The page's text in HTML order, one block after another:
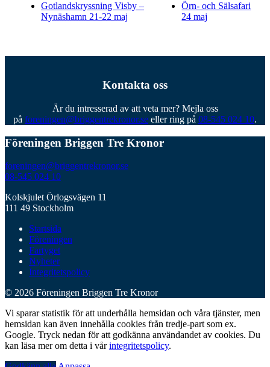
Gotlandskryssning Visby –
Nynäshamn 21-22 maj
Örn- och Sälsafari
24 maj
Kontakta oss
Är du intresserad av att veta mer? Mejla oss
på foreningen@briggentrekronor.se eller ring på 08-545 024 10.
Föreningen Briggen Tre Kronor
foreningen@briggentrekronor.se
08-545 024 10
Kolskjulet Örlogsvägen 11
111 49 Stockholm
Startsida
Föreningen
Fartyget
Nyheter
Integritetspolicy
© 2026 Föreningen Briggen Tre Kronor
Vi sparar statistik för att underhålla hemsidan och våra tjänster, men
hemsidan kan även innehålla cookies från tredje-part som ex.
Google. Tryck nedan för att godkänna användandet av cookies. Du
kan läsa mer om detta i vårintegritetspolicy.